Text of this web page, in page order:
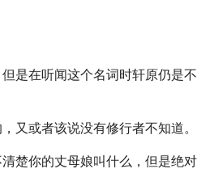
是在听闻这个名词时轩原仍是不
又或者该说没有修行者不知道。
楚你的丈母娘叫什么，但是绝对